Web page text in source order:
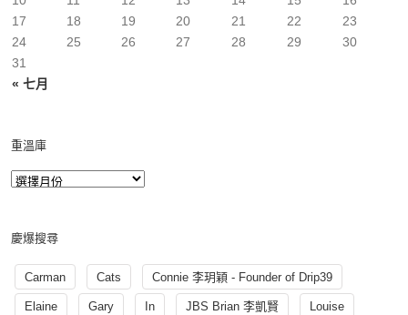
« 七月
17
18 19 20 21 22
23
24
25 26 27 28 29
30
31
重溫庫
慶爆搜尋
Carman Cats Connie 李玥穎 - Founder of Drip39
Elaine Gary In JBS Brian 李凱賢 Louise